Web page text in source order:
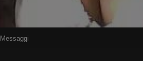
Messaggi